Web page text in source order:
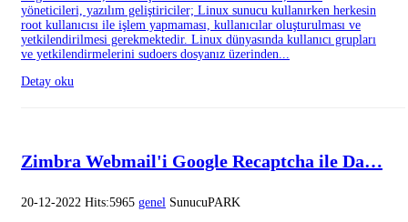
yöneticileri, yazılım geliştiriciler; Linux sunucu kullanırken herkesin
root kullanıcısı ile işlem yapmaması, kullanıcılar oluşturulması ve
yetkilendirilmesi gerekmektedir. Linux dünyasında kullanıcı grupları
ve yetkilendirmelerini sudoers dosyanız üzerinden...
Detay oku
Zimbra Webmail'i Google Recaptcha ile Da…
20-12-2022 Hits:5965 genel SunucuPARK